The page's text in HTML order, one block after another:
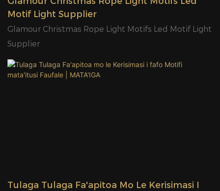
alofa faʻasologa, vasa series, manu faʻasologa,
tautotogo faasologa, 3D faasologa, auala vaaiga
faasologa, faleoloa faleoloa, ma isi. viia a konekarate
inisinia eseese, fa'atau oloa ma faleoloa.
Motif Light Supplier
Glamour Christmas Rope Light Motifs Led Motif Light
Supplier
Tulaga Tulaga Fa'apitoa Mo Le Kerisimasi I